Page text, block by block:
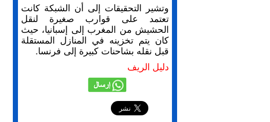
وتشير التحقيقات إلى أن الشبكة كانت
تعتمد على قوارب صغيرة لنقل
الحشيش من المغرب إلى إسبانيا، حيث
كان يتم تخزينه في المنازل المستقلة
قبل نقله بشاحنات كبيرة إلى فرنسا.
دليل الريف